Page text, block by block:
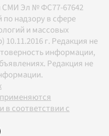
СМИ Эл № ФС77-67642
надзору в сфере
и массовых
г. Редакция не
информации,
Редакция не
в соответствии с